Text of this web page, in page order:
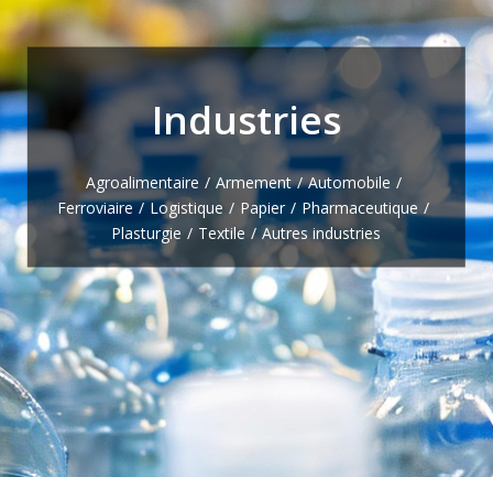
Industries
Agroalimentaire Armement
Automobile
Ferroviaire
Logistique Papier
Pharmaceutique
Plasturgie
Textile Autres industries